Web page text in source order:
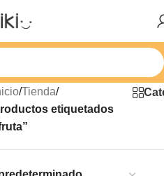
/Tienda/
etiquetados